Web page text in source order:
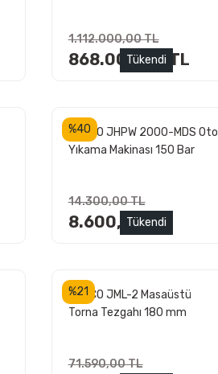
1.112.000,00 TL
868.000,00 TL
Tükendi
%40
JETCO JHPW 2000-MDS Oto
Yıkama Makinası 150 Bar
14.300,00 TL
8.600,00 TL
Tükendi
%21
JETCO JML-2 Masaüstü
Torna Tezgahı 180 mm
71.590,00 TL